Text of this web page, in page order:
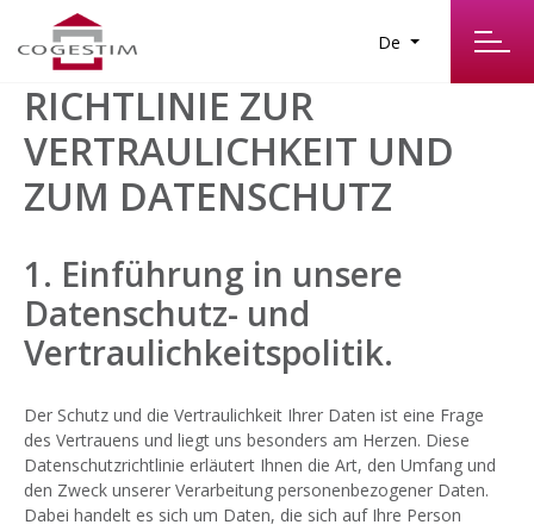
De
RICHTLINIE ZUR
VERTRAULICHKEIT UND
ZUM DATENSCHUTZ
1. Einführung in unsere
Datenschutz- und
Vertraulichkeitspolitik.
Der Schutz und die Vertraulichkeit Ihrer Daten ist eine Frage
des Vertrauens und liegt uns besonders am Herzen. Diese
Datenschutzrichtlinie erläutert Ihnen die Art, den Umfang und
den Zweck unserer Verarbeitung personenbezogener Daten.
Dabei handelt es sich um Daten, die sich auf Ihre Person